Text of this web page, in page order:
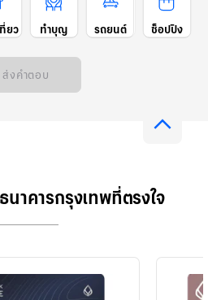
ยว ทำบุญ รถยนต์ ช็อปปิง
ส่งคำตอบ
นาคารกรุงเทพที่ตรงใจ